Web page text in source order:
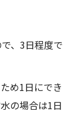
、3日程度で
め1日にでき
の場合は1日